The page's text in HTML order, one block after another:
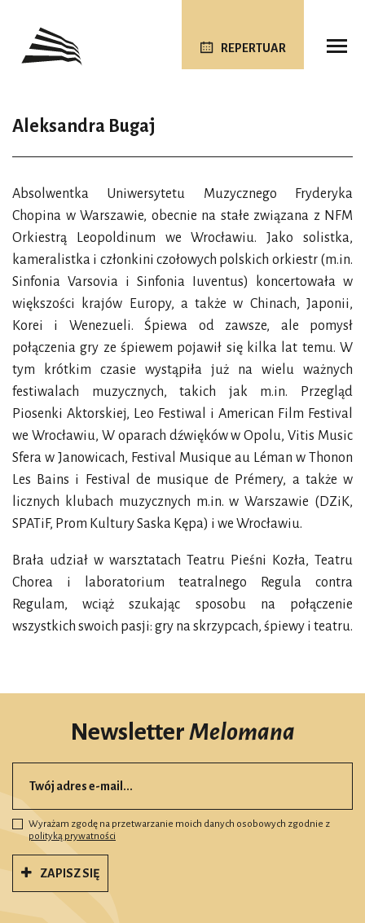
REPERTUAR
Aleksandra Bugaj
Absolwentka Uniwersytetu Muzycznego Fryderyka
Chopina w Warszawie, obecnie na stałe związana z NFM
Orkiestrą Leopoldinum we Wrocławiu. Jako solistka,
kameralistka i członkini czołowych polskich orkiestr (m.in.
Sinfonia Varsovia i Sinfonia Iuventus) koncertowała w
większości krajów Europy, a także w Chinach, Japonii,
Korei i Wenezueli. Śpiewa od zawsze, ale pomysł
połączenia gry ze śpiewem pojawił się kilka lat temu. W
tym krótkim czasie wystąpiła już na wielu ważnych
festiwalach muzycznych, takich jak m.in. Przegląd
Piosenki Aktorskiej, Leo Festiwal i American Film Festival
we Wrocławiu, W oparach dźwięków w Opolu, Vitis Music
Sfera w Janowicach, Festival Musique au Léman w Thonon
Les Bains i Festival de musique de Prémery, a także w
licznych klubach muzycznych m.in. w Warszawie (DZiK,
SPATiF, Prom Kultury Saska Kępa) i we Wrocławiu.
Brała udział w warsztatach Teatru Pieśni Kozła, Teatru
Chorea i laboratorium teatralnego Regula contra
Regulam, wciąż szukając sposobu na połączenie
wszystkich swoich pasji: gry na skrzypcach, śpiewy i teatru.
NewsletterMelomana
Wyrażam zgodę na przetwarzanie moich danych osobowych zgodnie z
polityką prywatności
ZAPISZ SIĘ